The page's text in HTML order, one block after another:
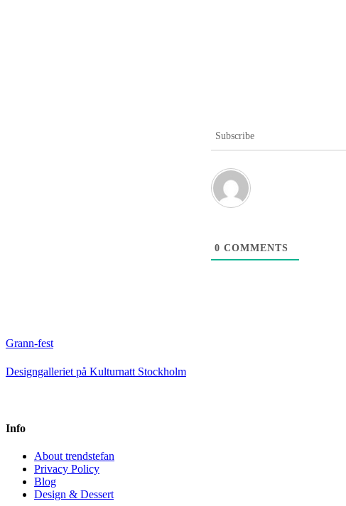
Subscribe
0 COMMENTS
Grann-fest
Designgalleriet på Kulturnatt Stockholm
Info
About trendstefan
Privacy Policy
Blog
Design & Dessert